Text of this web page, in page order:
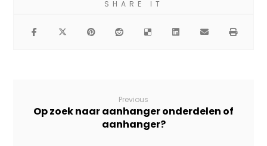
Previous
Op zoek naar aanhanger onderdelen of
aanhanger?